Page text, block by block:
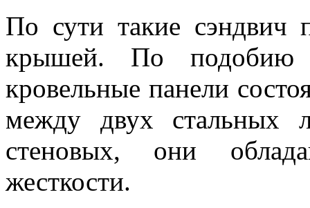
По сути такие сэндвич
крышей. По подобию
кровельные панели
между двух стальных
стеновых, они
жесткости.